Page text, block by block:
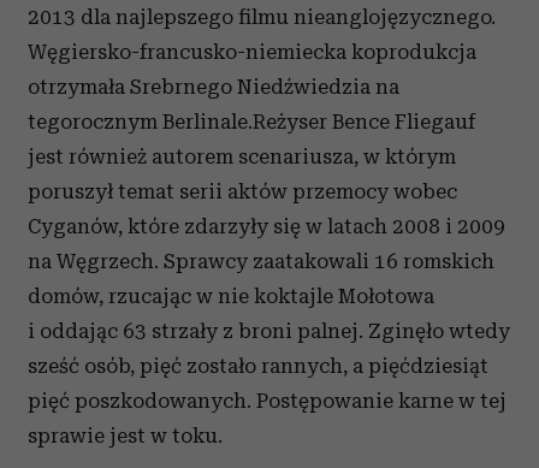
2013 dla najlepszego filmu nieanglojęzycznego.
Węgiersko-francusko-niemiecka koprodukcja
otrzymała Srebrnego Niedźwiedzia na
tegorocznym Berlinale.Reżyser Bence Fliegauf
jest również autorem scenariusza, w którym
poruszył temat serii aktów przemocy wobec
Cyganów, które zdarzyły się w latach 2008 i 2009
na Węgrzech. Sprawcy zaatakowali 16 romskich
domów, rzucając w nie koktajle Mołotowa
i oddając 63 strzały z broni palnej. Zginęło wtedy
sześć osób, pięć zostało rannych, a pięćdziesiąt
pięć poszkodowanych. Postępowanie karne w tej
sprawie jest w toku.